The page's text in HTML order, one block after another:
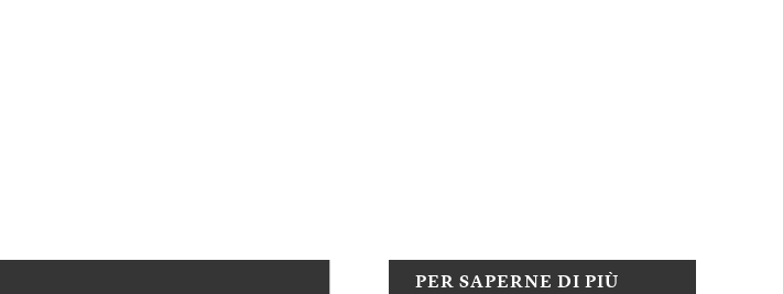
PER SAPERNE DI PIÙ